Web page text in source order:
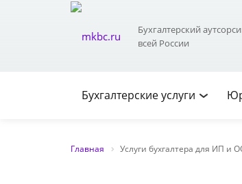
Бухгалтерский
всей России
Бухгалтерские услуги
услуги
Главная Услуги бухгалтера для ИП и